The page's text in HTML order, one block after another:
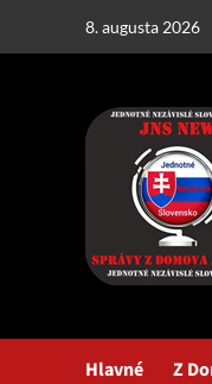
8. augusta 2026
Hlavné Z